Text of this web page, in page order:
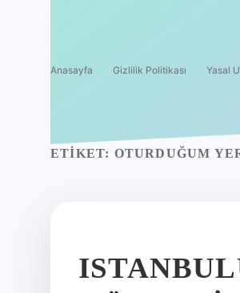
Anasayfa Gizlilik Politikası Yasal
ETIKET: OTURDUĞUM